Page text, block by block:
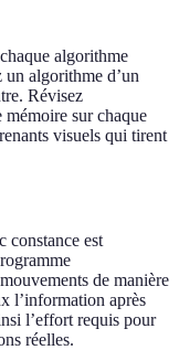
algorithme
un algorithme d’un
Révisez
mémoire sur chaque
visuels qui tirent
constance est
de manière
l’information après
l’effort requis pour
réelles.